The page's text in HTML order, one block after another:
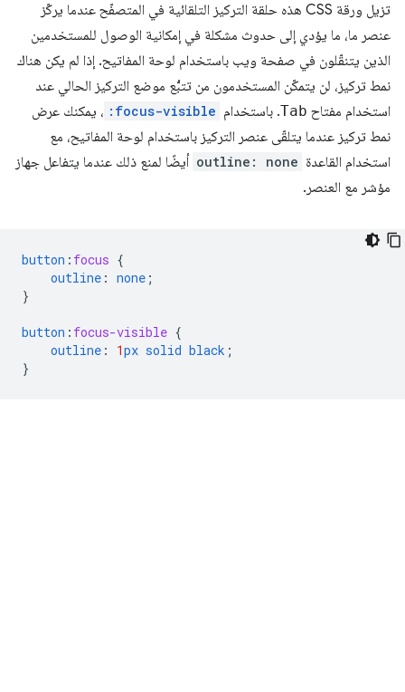
تزيل ورقة CSS هذه حلقة التركيز التلقائية في المتصفّح عندما يركّز
عنصر ما، ما يؤدي إلى حدوث مشكلة في إمكانية الوصول للمستخدمين
الذين يتنقّلون في صفحة ويب باستخدام لوحة المفاتيح. إذا لم يكن هناك
نمط تركيز، لن يتمكّن المستخدمون من تتبُّع موضع التركيز الحالي عند
استخدام مفتاح Tab. باستخدام :focus-visible ، يمكنك عرض
نمط تركيز عندما يتلقّى عنصر التركيز باستخدام لوحة المفاتيح، مع
استخدام القاعدة outline: none أيضًا لمنع ذلك عندما يتفاعل جهاز
مؤشر مع العنصر.
button : focus {
outline : none ;
}
button : focus-visible {
outline : 1px solid black ;
}